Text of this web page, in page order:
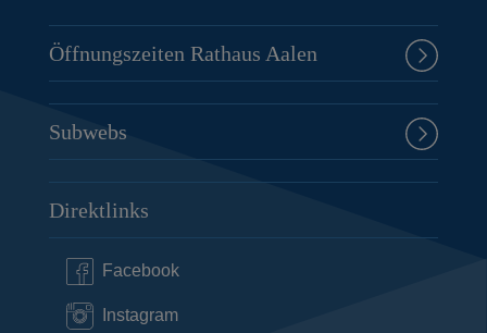
Öffnungszeiten Rathaus Aalen
Subwebs
Direktlinks
Facebook
Instagram